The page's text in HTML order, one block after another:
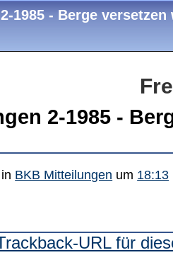
1985 - Berge
2-1985 -
in BKB Mitteilungen um 18:13
URL für